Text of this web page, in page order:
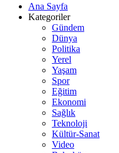
Ana Sayfa
Kategoriler
Gündem
Dünya
Politika
Yerel
Yaşam
Spor
Eğitim
Ekonomi
Sağlık
Teknoloji
Kültür-Sanat
Video